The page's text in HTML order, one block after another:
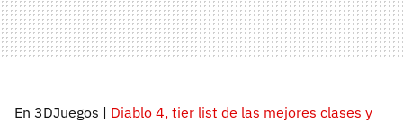
En 3DJuegos | Diablo 4, tier list de las mejores clases y